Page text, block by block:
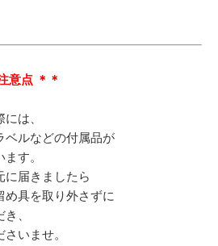
意点 ＊＊
は、
ベルなどの付属品が
す。
に届きましたら
め具を取り外さずに
、
いませ。